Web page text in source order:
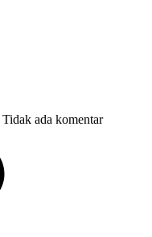
Tidak ada komentar